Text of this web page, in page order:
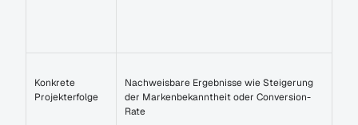
Konkrete
Projekterfolge
Nachweisbare Ergebnisse wie Steigerung
der Markenbekanntheit oder Conversion-
Rate